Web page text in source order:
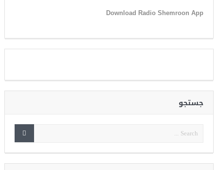
Download Radio Shemroon App
جستجو